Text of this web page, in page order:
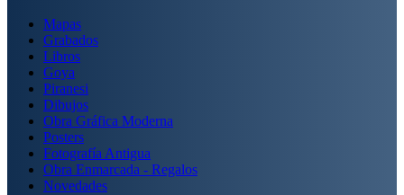
Mapas
Grabados
Libros
Goya
Piranesi
Dibujos
Obra Gráfica Moderna
Posters
Fotografía Antigua
Obra Enmarcada - Regalos
Novedades